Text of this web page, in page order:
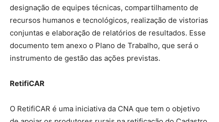
designação de equipes técnicas, compartilhamento de
recursos humanos e tecnológicos, realização de vistorias
conjuntas e elaboração de relatórios de resultados. Esse
documento tem anexo o Plano de Trabalho, que será o
instrumento de gestão das ações previstas.
RetifiCAR
O RetifiCAR é uma iniciativa da CNA que tem o objetivo